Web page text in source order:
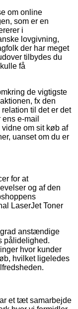
om online
som er en
i
lovgivning,
der har meget
tilbydes du
få
de vigtigste
fx den
til det er det
e-mail
om sit køb af
uanset om du er
for at
og af den
LaserJet Toner
anstændige
pålidelighed.
hvor kunder
hvilket ligeledes
et tæt samarbejde